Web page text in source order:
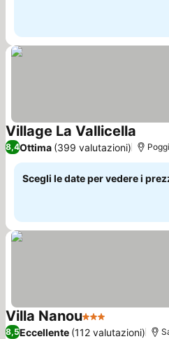
Village La Vallicella
8,4Ottima (399 valutazioni)
Scegli le date per vedere i
Villa Nanou3 StelleScopri i
8,5Eccellente (112 valutazioni)